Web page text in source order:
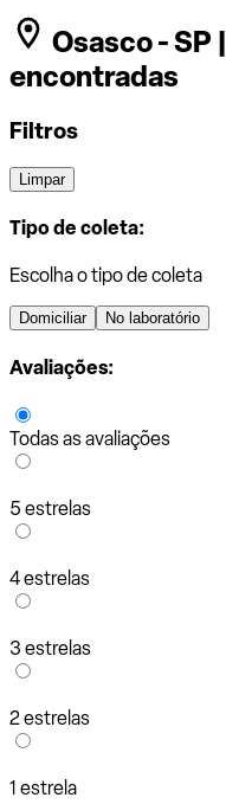
Osasco - SP |
encontradas
Filtros
Limpar
Tipo de coleta:
Escolha o tipo de coleta
Domiciliar No laboratório
Avaliações:
Todas as avaliações
5 estrelas
4 estrelas
3 estrelas
2 estrelas
1 estrela